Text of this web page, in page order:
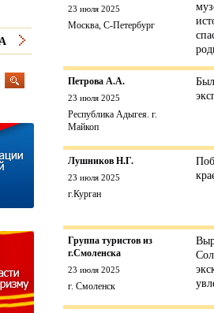
23 июля 2025
Москва, С-Петербург
Петрова А.А.
23 июля 2025
Республика Адыгея. г.
Майкоп
Лушников Н.Г.
23 июля 2025
г.Курган
Группа туристов из
г.Смоленска
23 июля 2025
г. Смоленск